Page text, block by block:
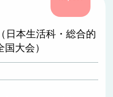
日本生活科・総合的
大会）